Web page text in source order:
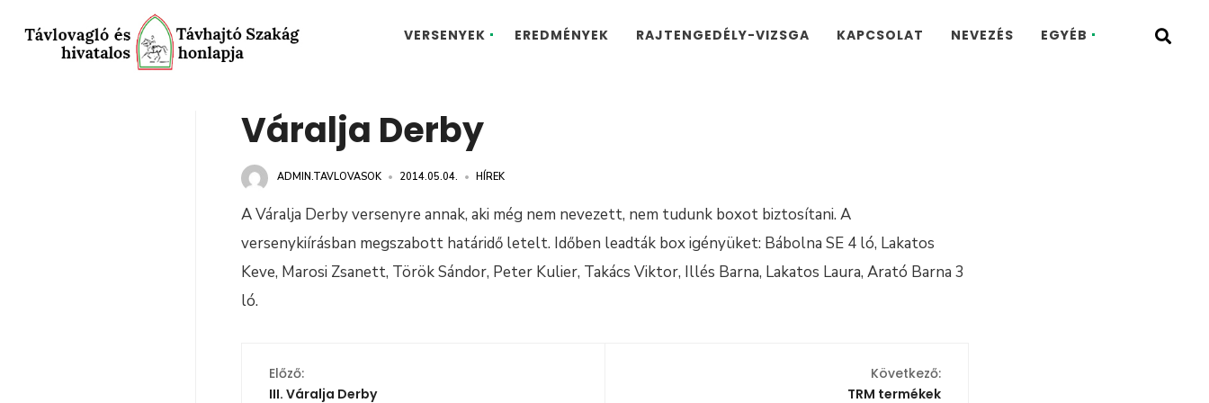
VERSENYEK EREDMÉNYEK RAJTENGEDÉLY-VIZSGA KAPCSOLAT NEVEZÉS EGYÉB
Váralja Derby
ADMIN.TAVLOVASOK • 2014.05.04. • HÍREK
A Váralja Derby versenyre annak, aki még nem nevezett, nem tudunk boxot biztosítani. A
versenykiírásban megszabott határidő letelt. Időben leadták box igényüket: Bábolna SE 4 ló, Lakatos
Keve, Marosi Zsanett, Török Sándor, Peter Kulier, Takács Viktor, Illés Barna, Lakatos Laura, Arató Barna 3
ló.
Előző:
III. Váralja Derby
Következő:
TRM termékek